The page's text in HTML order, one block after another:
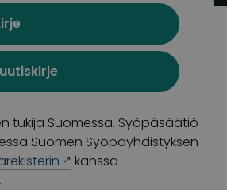
toimiva Syöpäsäätiö
ja heidän
syöpätutkimusta, jotta
tarvitsisi menehtyä syöpään.
tukija Suomessa. Syöpäsäätiö
Suomen Syöpäyhdistyksen
kanssa
.